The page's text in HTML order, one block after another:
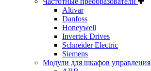
Altivar
Danfoss
Honeywell
Invertek Drives
Schneider Electric
Siemens
Модули для шкафов управления